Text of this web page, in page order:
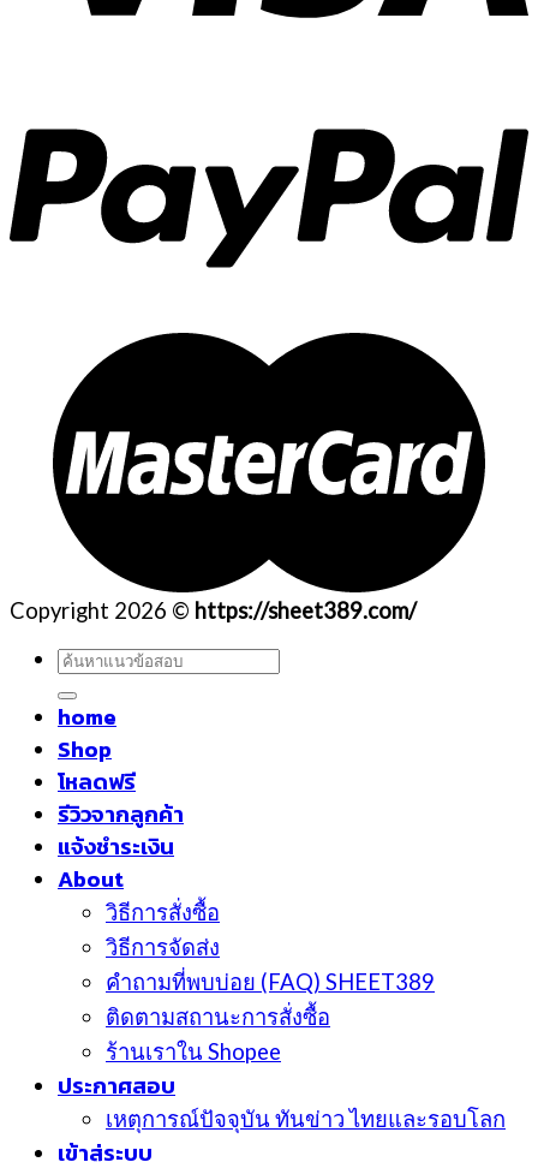
Copyright 2026 © https://sheet389.com/
ค้นหา:
home
Shop
โหลดฟรี
รีวิวจากลูกค้า
แจ้งชำระเงิน
About
วิธีการสั่งซื้อ
วิธีการจัดส่ง
คำถามที่พบบ่อย (FAQ) SHEET389
ติดตามสถานะการสั่งซื้อ
ร้านเราใน Shopee
ประกาศสอบ
เหตุการณ์ปัจจุบัน ทันข่าว ไทยและรอบโลก
เข้าสู่ระบบ